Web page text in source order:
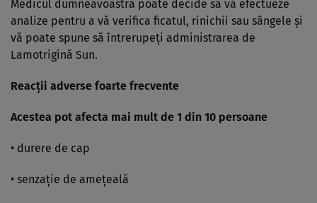
Medicul dumneavoastră poate decide să vă efectueze
analize pentru a vă verifica ficatul, rinichii sau sângele şi
vă poate spune să întrerupeţi administrarea de
Lamotrigină Sun.
Reacţii adverse foarte frecvente
Acestea pot afecta mai mult de 1 din 10 persoane
• durere de cap
• senzaţie de ameţeală